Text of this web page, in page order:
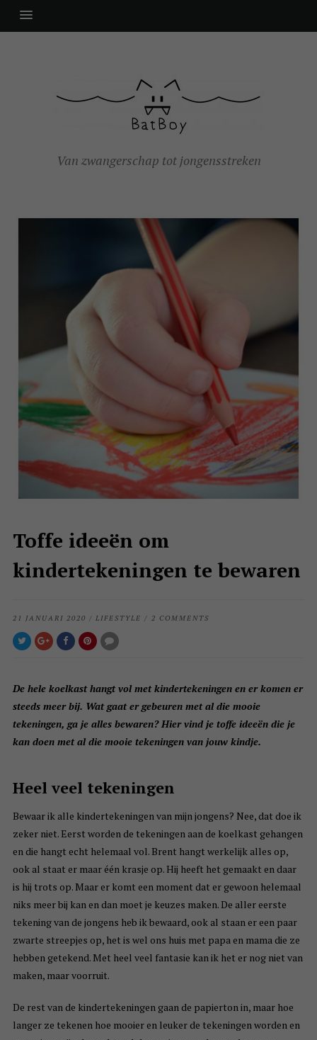
Van zwangerschap tot jongensstreken
Toffe ideeën om
kindertekeningen te bewaren
21 JANUARI 2020 / LIFESTYLE / 2 COMMENTS
De hele koelkast hangt vol met kindertekeningen en er komen er
steeds meer bij. Wat gaat er gebeuren met al die mooie
tekeningen, ga je alles bewaren? Hier vind je toffe ideeën die je
kan doen met al die mooie tekeningen van jouw kindje.
Heel veel tekeningen
Bewaar ik alle kindertekeningen van mijn jongens? Nee, dat doe ik
zeker niet. Eerst worden de tekeningen aan de koelkast gehangen
en die hangt echt helemaal vol. Brent hangt werkelijk alles op,
ook al staat er maar één krasje op. Hij heeft het gemaakt en daar
is hij trots op. Maar er komt een moment dat er gewoon helemaal
niks meer bij kan en dan moet je keuzes maken. De aller eerste
tekening van de jongens heb ik bewaard, ook al staan er een paar
zwarte streepjes op, het is wel ons huis met papa en mama die ze
hebben getekend. Met heel veel fantasie kan ik het er nog niet van
maken, maar voorruit.
De rest van de kindertekeningen gaan de papierton in, maar hoe
langer ze tekenen hoe mooier en leuker de tekeningen worden en